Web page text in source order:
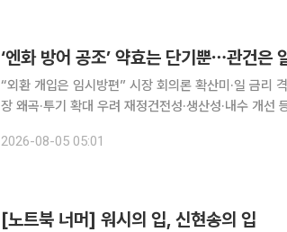
‘엔화 방어 공조’ 약효는 단기뿐⋯관건
“외환 개입은 임시방편” 시장 회의론 확산미·일 금리
장 왜곡·투기 확대 우려 재정건전성·생산성·내수 개선 등도 필요 미국과 일본 정부가
기는 어려울 것이라는 관측이 우세하다. 단기적으로는
2026-08-05 05:01
[노트북 너머] 워시의 입, 신현송의 입